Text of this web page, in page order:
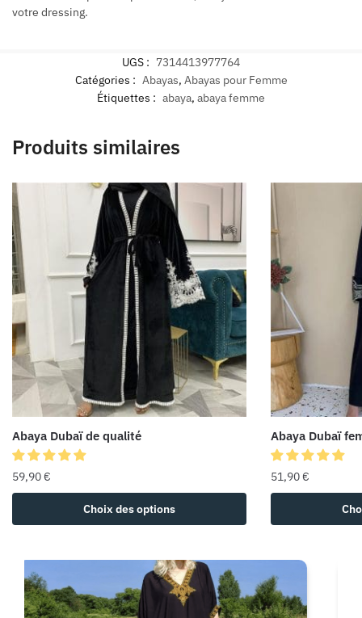
votre dressing.
UGS : 7314413977764
Catégories : Abayas, Abayas pour Femme
Étiquettes : abaya, abaya femme
Produits similaires
Abaya Dubaï de qualité
59,90€
Choix des options
Abaya Dubaï
51,90€